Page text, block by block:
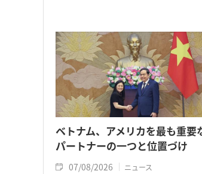
ベトナム、アメリカを最も重要
パートナーの一つと位置づけ
07/08/2026 ニュース